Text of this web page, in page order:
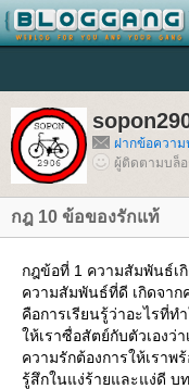
ฝากข้อความ
ผู้ติดตามบล็อ
กฎ 10 ข้อของรักแท้
กฎข้อที่ 1 ความสัมพันธ์เ
ความสัมพันธ์ที่ดี เกิดจาก
คือการเรียนรู้ว่าอะไรที่ท
ห้เราซื่อสัตย์กับตัวเองว่
ความรักต้องการให้เรา
รู้สึกในแง่ร้ายและแง่ดี